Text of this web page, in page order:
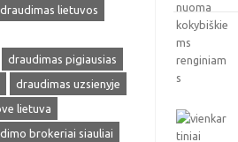
draudimas lietuvos
draudimas pigiausias
draudimas uzsienyje
lietuva
brokeriai siauliai